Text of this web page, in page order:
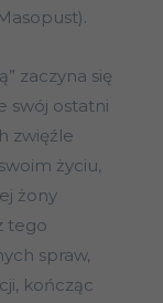
zaczyna się
swój ostatni
zwięźle
życiu,
żony
tego
spraw,
kończąc